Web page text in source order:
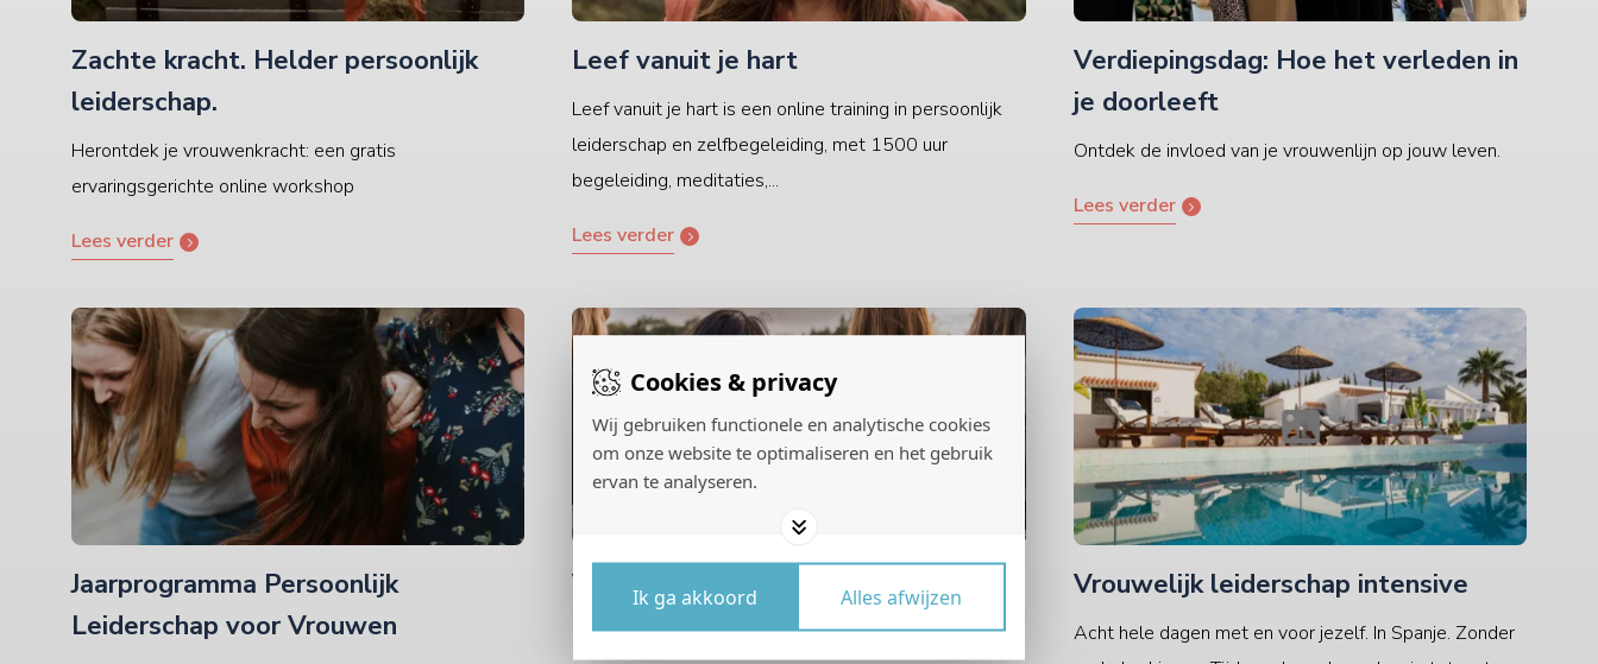
Cookies & privacy
Wij gebruiken functionele en analytische cookies
om onze website te optimaliseren en het gebruik
ervan te analyseren.
Ik ga akkoord Alles afwijzen
Zachte kracht. Helder persoonlijk
leiderschap.
Herontdek je vrouwenkracht: een gratis
ervaringsgerichte online workshop
Lees verder
Leef vanuit je hart
Leef vanuit je hart is een online training in persoonlijk
leiderschap en zelfbegeleiding, met 1500 uur
begeleiding, meditaties,...
Lees verder
Verdiepingsdag: Hoe het verleden in
je doorleeft
Ontdek de invloed van je vrouwenlijn op jouw leven.
Lees verder
Jaarprogramma Persoonlijk
Leiderschap voor Vrouwen
Vrouwelijke Kracht: driedaagse
training persoonlijk leiderschap
Vrouwelijk leiderschap intensive
Acht hele dagen met en voor jezelf. In Spanje. Zonder